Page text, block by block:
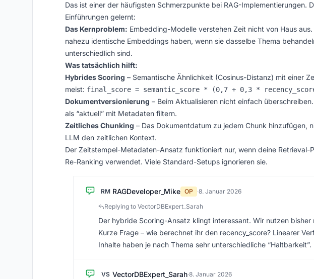
Das ist einer der häufigsten Schmerzpunkte bei RAG-Implementierungen.
Einführungen gelernt:
Das Kernproblem: Embedding-Modelle verstehen Zeit nicht von Haus
nahezu identische Embeddings haben, wenn sie dasselbe Thema
unterschiedlich sind.
Was tatsächlich hilft:
Hybrides Scoring – Semantische Ähnlichkeit (Cosinus-Distanz) mit einer
meist: final_score = semantic_score * (0,7 + 0,3 *
Dokumentversionierung – Beim Aktualisieren nicht einfach
als “aktuell” mit Metadaten filtern.
Zeitliches Chunking – Das Dokumentdatum zu jedem Chunk hinzufügen,
LLM den zeitlichen Kontext.
Der Zeitstempel-Metadaten-Ansatz funktioniert nur, wenn deine Retrieval-
Re-Ranking verwendet. Viele Standard-Setups ignorieren sie.
RM RAGDeveloper_Mike OP ·8. Januar 2026
Replying to VectorDBExpert_Sarah
Der hybride Scoring-Ansatz klingt interessant. Wir nutzen bisher
Kurze Frage – wie berechnet ihr den recency_score? Linearer
Inhalte haben je nach Thema sehr unterschiedliche “Haltbarkeit”.
VS VectorDBExpert_Sarah·8. Januar 2026